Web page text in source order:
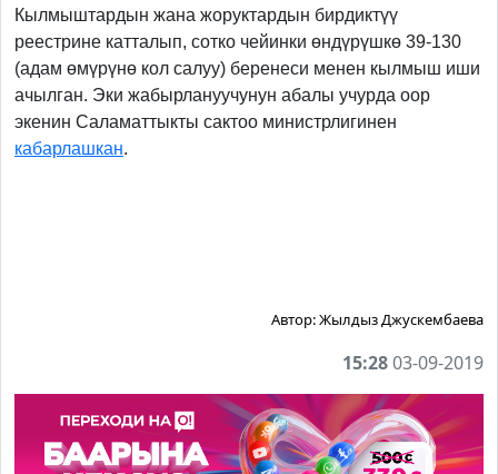
Кылмыштардын жана жоруктардын бирдиктүү
реестрине катталып, сотко чейинки өндүрүшкө 39-130
(адам өмүрүнө кол салуу) беренеси менен кылмыш иши
ачылган. Эки жабырлануучунун абалы учурда оор
экенин Саламаттыкты сактоо министрлигинен
кабарлашкан.
Автор:Жылдыз Джускембаева
15:2803-09-2019